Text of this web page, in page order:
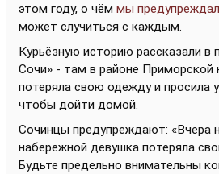
этом году, о чём мы
может случиться с каждым.
Курьёзную историю рассказали в
Сочи» - там в районе
потеряла свою одежду и просила
чтобы дойти домой.
Сочинцы предупреждают: «Вчера
набережной девушка потеряла
Будьте предельно внимательны